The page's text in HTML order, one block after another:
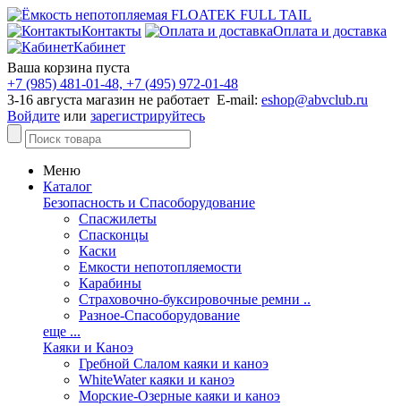
Контакты
Оплата и доставка
Кабинет
Ваша корзина пуста
+7 (985) 481-01-48, +7 (495) 972-01-48
3-16 августа магазин не работает E-mail: eshop@abvclub.ru
Войдите или зарегистрируйтесь
Меню
Каталог
Безопасность и Спасоборудование
Спасжилеты
Спасконцы
Каски
Емкости непотопляемости
Карабины
Страховочно-буксировочные ремни ..
Разное-Спасоборудование
еще ...
Каяки и Каноэ
Гребной Слалом каяки и каноэ
WhiteWater каяки и каноэ
Морские-Озерные каяки и каноэ